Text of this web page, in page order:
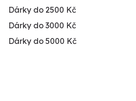
Dárky do 2500 Kč
Dárky do 3000 Kč
Dárky do 5000 Kč